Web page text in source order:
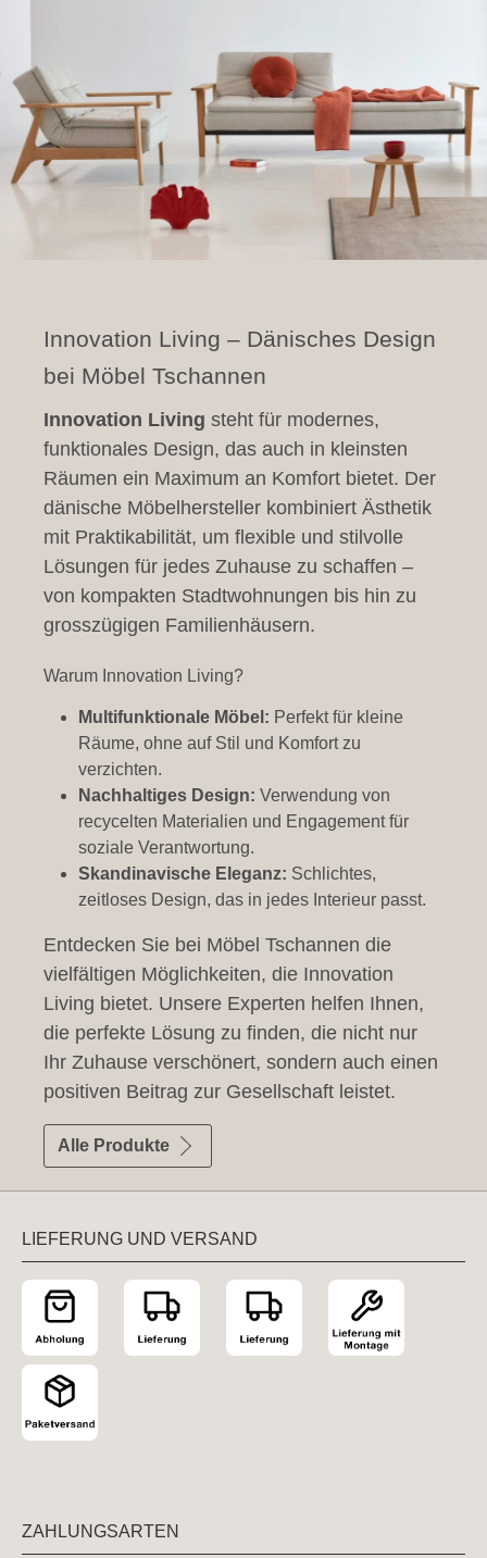
Innovation Living – Dänisches Design
bei Möbel Tschannen
Innovation Living steht für modernes,
funktionales Design, das auch in kleinsten
Räumen ein Maximum an Komfort bietet. Der
dänische Möbelhersteller kombiniert Ästhetik
mit Praktikabilität, um flexible und stilvolle
Lösungen für jedes Zuhause zu schaffen –
von kompakten Stadtwohnungen bis hin zu
grosszügigen Familienhäusern.
Warum Innovation Living?
Multifunktionale Möbel: Perfekt für kleine
Räume, ohne auf Stil und Komfort zu
verzichten.
Nachhaltiges Design: Verwendung von
recycelten Materialien und Engagement für
soziale Verantwortung.
Skandinavische Eleganz: Schlichtes,
zeitloses Design, das in jedes Interieur passt.
Entdecken Sie bei Möbel Tschannen die
vielfältigen Möglichkeiten, die Innovation
Living bietet. Unsere Experten helfen Ihnen,
die perfekte Lösung zu finden, die nicht nur
Ihr Zuhause verschönert, sondern auch einen
positiven Beitrag zur Gesellschaft leistet.
Alle Produkte
LIEFERUNG UND VERSAND
ZAHLUNGSARTEN